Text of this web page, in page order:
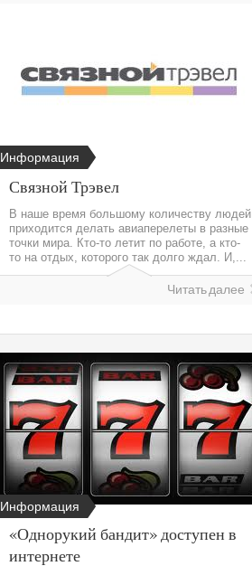
Информация
Связной Трэвел
В наше время большому количеству людей
приходится делать авиаперелеты в разные
точки мира. Кто-то летит по работе, а кто-
то на отдых, которого так долго ждал. И,...
Читать далее
Информация
«Однорукий бандит» доступен в
интернете